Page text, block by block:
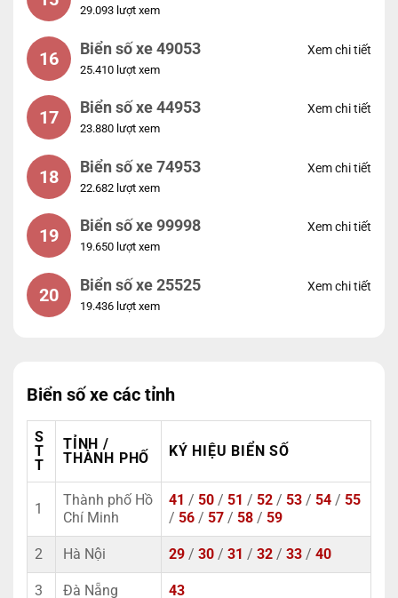
29.093 lượt xem
16 Biển số xe 49053
25.410 lượt xem
Xem chi tiết
17 Biển số xe 44953
23.880 lượt xem
Xem chi tiết
18 Biển số xe 74953
22.682 lượt xem
Xem chi tiết
19 Biển số xe 99998
19.650 lượt xem
Xem chi tiết
20 Biển số xe 25525
19.436 lượt xem
Xem chi tiết
Biển số xe các tỉnh
S
T
T
TỈNH /
THÀNH PHỐ
KÝ HIỆU BIỂN SỐ
1
Thành phố Hồ
Chí Minh
41 / 50 / 51 / 52 / 53 / 54 / 55
/ 56 / 57 / 58 / 59
2 Hà Nội 29 / 30 / 31 / 32 / 33 / 40
3 Đà Nẵng 43